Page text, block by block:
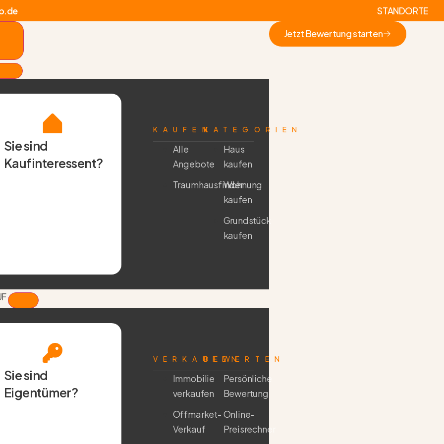
STANDORTE
Sie sind
Kaufinteressent?
KAUFEN
Alle
Angebote
Traumhausfinder
KATEGORIEN
Haus
kaufen
Wohnung
kaufen
Grundstück
kaufen
Sie sind
Eigentümer?
VERKAUFEN
Immobilie
verkaufen
Offmarket-
Verkauf
BEWERTEN
Persönliche
Bewertung
Online-
Preisrechner
Jetzt Bewertung starten